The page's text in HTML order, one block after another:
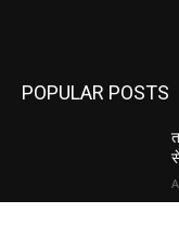
POPULAR POSTS